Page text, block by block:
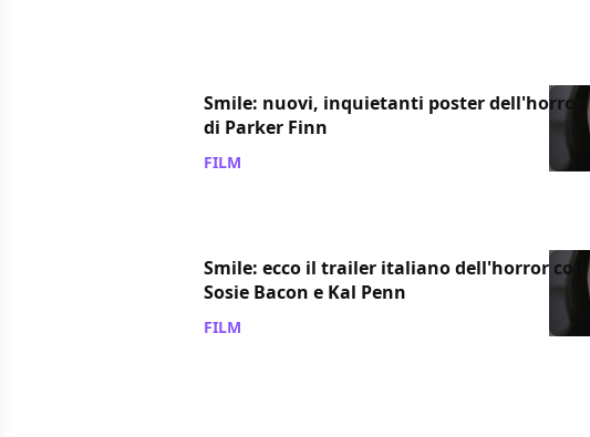
Smile: nuovi, inquietanti poster dell'horror
di Parker Finn
FILM
Smile: ecco il trailer italiano dell'horror con
Sosie Bacon e Kal Penn
FILM